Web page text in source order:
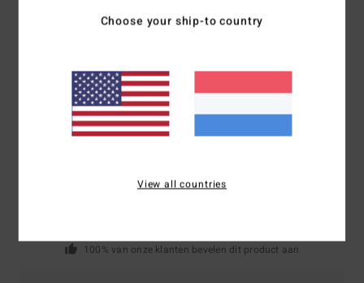
Bezorging & Retour
Reviews van klanten
Gemiddelde score
5.0/5
100% van onze klanten bevelen dit product aan
Choose your ship-to country
View all countries